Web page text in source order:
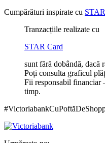
Cumpărături inspirate cu
Tranzacțiile realizate cu
STAR Card
sunt fără dobândă, dacă
Poți consulta graficul
Fii responsabil financiar
timp.